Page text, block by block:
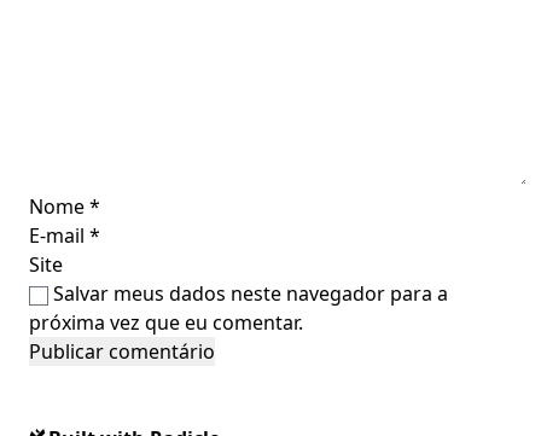
Nome*
E-mail *
Site
Salvar meus dados neste navegador para a
próxima vez que eu comentar.